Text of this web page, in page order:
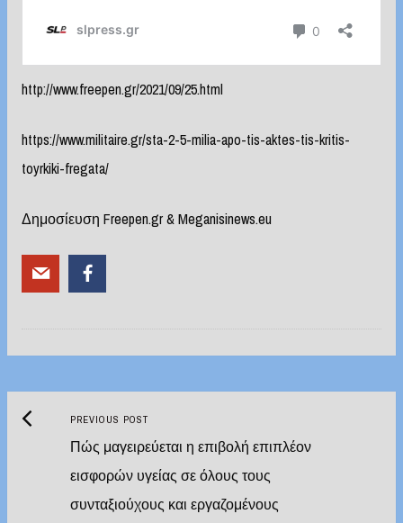
http://www.freepen.gr/2021/09/25.html
https://www.militaire.gr/sta-2-5-milia-apo-tis-aktes-tis-kritis-
toyrkiki-fregata/
Δημοσίευση Freepen.gr & Meganisinews.eu
Post
navigation
PREVIOUS POSTPrevious
post:
Πώς μαγειρεύεται η επιβολή επιπλέον
εισφορών υγείας σε όλους τους
συνταξιούχους και εργαζομένους